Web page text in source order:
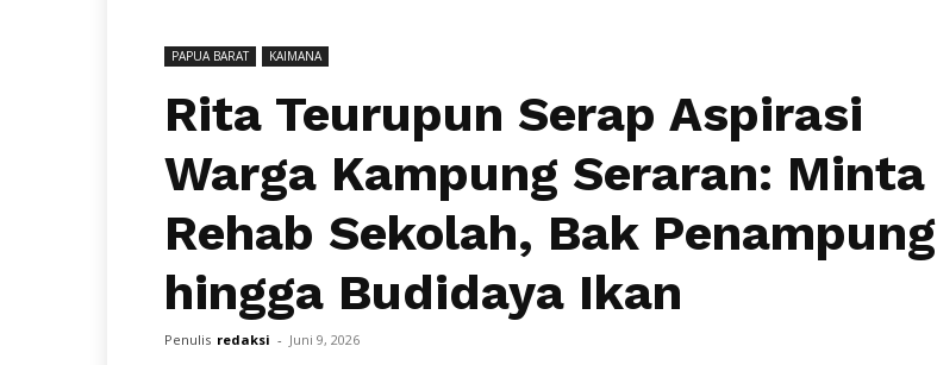
PAPUA BARAT KAIMANA
Rita Teurupun Serap Aspirasi
Warga Kampung Seraran: Minta
Rehab Sekolah, Bak Penampung
hingga Budidaya Ikan
Penulis redaksi - Juni 9, 2026